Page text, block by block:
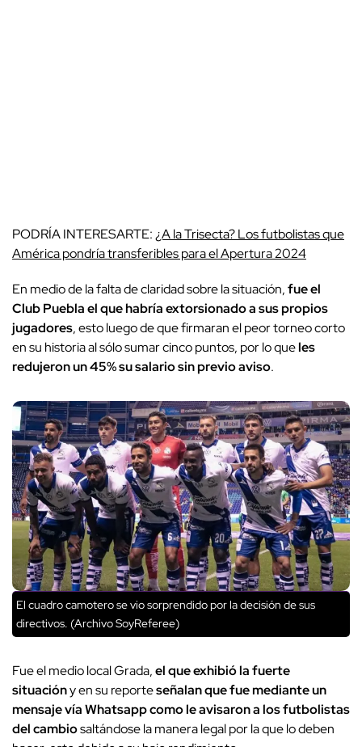
PODRÍA INTERESARTE:¿A la Trisecta? Los futbolistas que
América pondría transferibles para el Apertura 2024
En medio de la falta de claridad sobre la situación,fue el
Club Puebla el que habría extorsionado a sus propios
jugadores, esto luego de que firmaran el peor torneo corto
en su historia al sólo sumar cinco puntos, por lo queles
redujeron un 45% su salario sin previo aviso.
El cuadro camotero se vio sorprendido por la decisión de sus
directivos. (Archivo SoyReferee)
Fue el medio local Grada,el que exhibió la fuerte
situacióny en su reporteseñalan que fue mediante un
mensaje vía Whatsapp como le avisaron a los futbolistas
del cambiosaltándose la manera legal por la que lo deben